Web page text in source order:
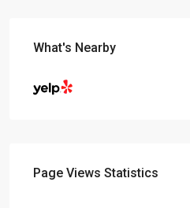
What's Nearby
Page Views Statistics